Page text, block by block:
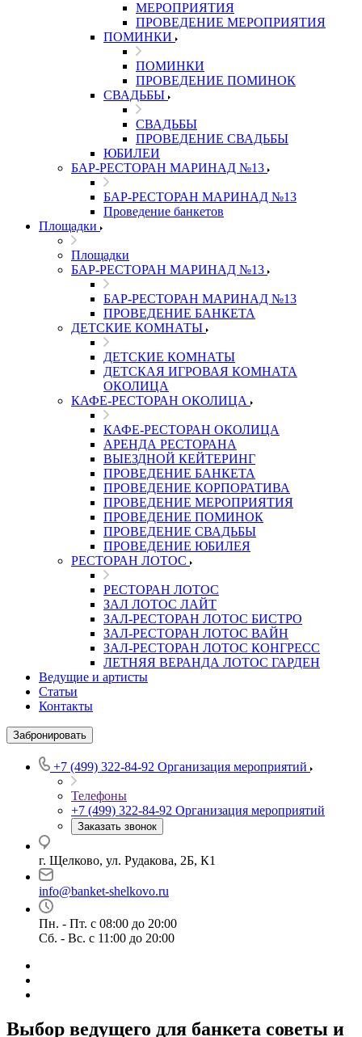
МЕРОПРИЯТИЯ
ПРОВЕДЕНИЕ МЕРОПРИЯТИЯ
ПОМИНКИ
ПОМИНКИ
ПРОВЕДЕНИЕ ПОМИНОК
СВАДЬБЫ
СВАДЬБЫ
ПРОВЕДЕНИЕ СВАДЬБЫ
ЮБИЛЕИ
БАР-РЕСТОРАН МАРИНАД №13
БАР-РЕСТОРАН МАРИНАД №13
Проведение банкетов
Площадки
Площадки
БАР-РЕСТОРАН МАРИНАД №13
БАР-РЕСТОРАН МАРИНАД №13
ПРОВЕДЕНИЕ БАНКЕТА
ДЕТСКИЕ КОМНАТЫ
ДЕТСКИЕ КОМНАТЫ
ДЕТСКАЯ ИГРОВАЯ КОМНАТА
ОКОЛИЦА
КАФЕ-РЕСТОРАН ОКОЛИЦА
КАФЕ-РЕСТОРАН ОКОЛИЦА
АРЕНДА РЕСТОРАНА
ВЫЕЗДНОЙ КЕЙТЕРИНГ
ПРОВЕДЕНИЕ БАНКЕТА
ПРОВЕДЕНИЕ КОРПОРАТИВА
ПРОВЕДЕНИЕ МЕРОПРИЯТИЯ
ПРОВЕДЕНИЕ ПОМИНОК
ПРОВЕДЕНИЕ СВАДЬБЫ
ПРОВЕДЕНИЕ ЮБИЛЕЯ
РЕСТОРАН ЛОТОС
РЕСТОРАН ЛОТОС
ЗАЛ ЛОТОС ЛАЙТ
ЗАЛ-РЕСТОРАН ЛОТОС БИСТРО
ЗАЛ-РЕСТОРАН ЛОТОС ВАЙН
ЗАЛ-РЕСТОРАН ЛОТОС КОНГРЕСС
ЛЕТНЯЯ ВЕРАНДА ЛОТОС ГАРДЕН
Ведущие и артисты
Статьи
Контакты
Забронировать
+7 (499) 322-84-92 Организация мероприятий
Телефоны
+7 (499) 322-84-92 Организация мероприятий
Заказать звонок
г. Щелково, ул. Рудакова, 2Б, К1
info@banket-shelkovo.ru
Пн. - Пт. с 08:00 до 20:00
Сб. - Вс. с 11:00 до 20:00
Выбор ведущего для банкета советы и